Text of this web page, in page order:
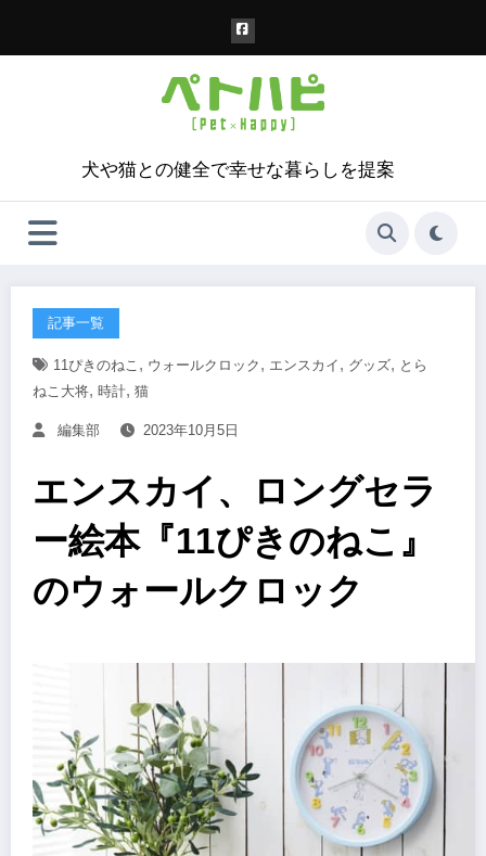
犬や猫との健全で幸せな暮らしを提案
記事一覧
11ぴきのねこ , ウォールクロック , エンスカイ , グッズ, とら
ねこ大将, 時計, 猫
編集部 2023年10月5日
エンスカイ、ロングセラ
ー絵本『11ぴきのねこ』
のウォールクロック